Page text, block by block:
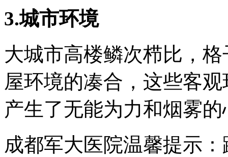
3.城市环境
大城市高楼鳞次栉比，
屋环境的凑合，这些客
产生了无能为力和烟雾
成都军大医院温馨提示